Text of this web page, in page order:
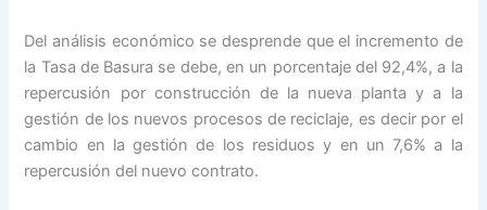
Del análisis económico se desprende que el incremento de
la Tasa de Basura se debe, en un porcentaje del 92,4%, a la
repercusión por construcción de la nueva planta y a la
gestión de los nuevos procesos de reciclaje, es decir por el
cambio en la gestión de los residuos y en un 7,6% a la
repercusión del nuevo contrato.